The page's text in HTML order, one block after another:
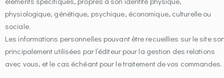
physiologique, génétique, psychique, économique, culturelle ou
sociale.
Les informations personnelles pouvant être recueillies sur le site
principalement utilisées par l’éditeur pour la gestion des relations
avec vous, et le cas échéant pour le traitement de vos commandes.